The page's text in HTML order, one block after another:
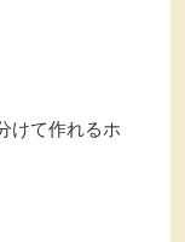
けて作れるホ